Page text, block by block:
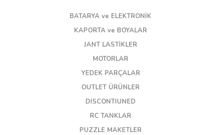
BATARYA ve ELEKTRONİK
KAPORTA ve BOYALAR
JANT LASTİKLER
MOTORLAR
YEDEK PARÇALAR
OUTLET ÜRÜNLER
DISCONTIUNED
RC TANKLAR
PUZZLE MAKETLER